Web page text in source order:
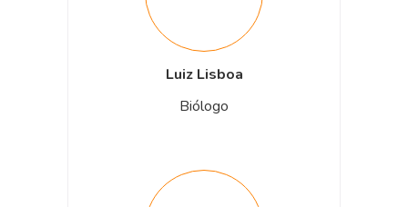
Luiz Lisboa
Biólogo